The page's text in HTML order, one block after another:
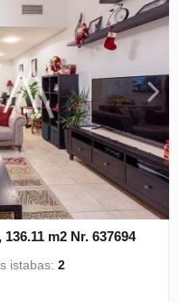
m2 Nr. 637694
istabas:2